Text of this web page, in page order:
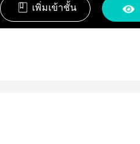
เพิ่มเข้าชั้น